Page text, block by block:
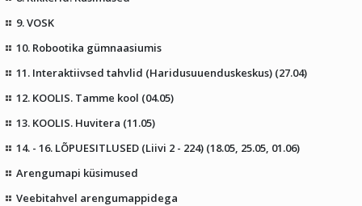
9. VOSK
10. Robootika gümnaasiumis
11. Interaktiivsed tahvlid (Haridusuuenduskeskus) (27.04)
12. KOOLIS. Tamme kool (04.05)
13. KOOLIS. Huvitera (11.05)
14. - 16. LÕPUESITLUSED (Liivi 2 - 224) (18.05, 25.05, 01.06)
Arengumapi küsimused
Veebitahvel arengumappidega